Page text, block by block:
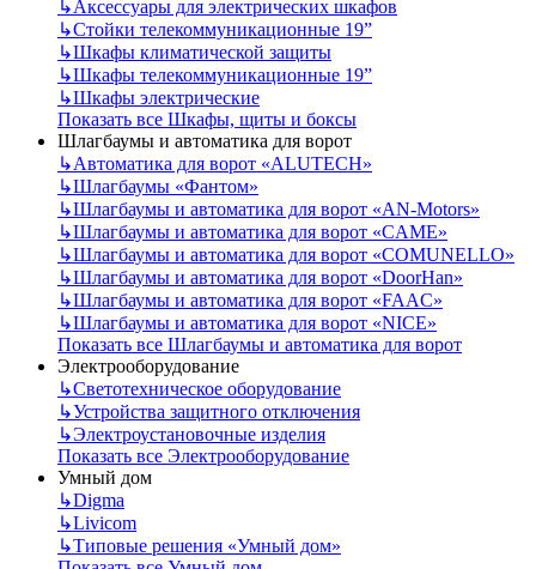
↳Аксессуары для электрических шкафов
↳Стойки телекоммуникационные 19”
↳Шкафы климатической защиты
↳Шкафы телекоммуникационные 19”
↳Шкафы электрические
Показать все Шкафы, щиты и боксы
Шлагбаумы и автоматика для ворот
↳Автоматика для ворот «ALUTECH»
↳Шлагбаумы «Фантом»
↳Шлагбаумы и автоматика для ворот «AN-Motors»
↳Шлагбаумы и автоматика для ворот «CAME»
↳Шлагбаумы и автоматика для ворот «COMUNELLO»
↳Шлагбаумы и автоматика для ворот «DoorHan»
↳Шлагбаумы и автоматика для ворот «FAAC»
↳Шлагбаумы и автоматика для ворот «NICE»
Показать все Шлагбаумы и автоматика для ворот
Электрооборудование
↳Светотехническое оборудование
↳Устройства защитного отключения
↳Электроустановочные изделия
Показать все Электрооборудование
Умный дом
↳Digma
↳Livicom
↳Типовые решения «Умный дом»